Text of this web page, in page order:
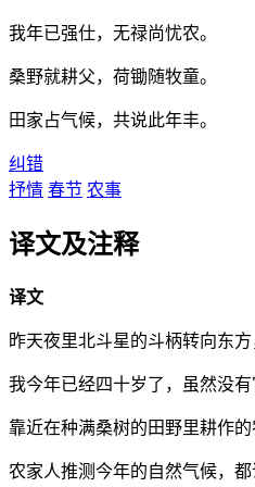
我年已强仕，无禄尚忧农。
桑野就耕父，荷锄随牧童。
田家占气候，共说此年丰。
纠错
抒情 春节 农事
译文及注释
译文
昨天夜里北斗星的斗柄转向东
我今年已经四十岁了，虽然没有
靠近在种满桑树的田野里耕作
农家人推测今年的自然气候，都